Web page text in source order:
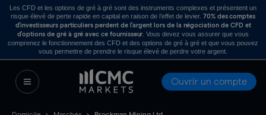
Les CFD et les options de gré à gré sont des instruments complexes et présentent un
risque élevé de perte rapide en capital en raison de l’effet de levier. 70% des comptes
d’investisseurs particuliers perdent de l’argent lors de la négociation de CFD et
d’options de gré à gré avec ce fournisseur . Vous devez vous assurer que vous
comprenez le fonctionnement des CFD et des options de gré à gré et que vous pouvez
vous permettre de prendre le risque élevé de perdre votre argent.
Ouvrir un compte